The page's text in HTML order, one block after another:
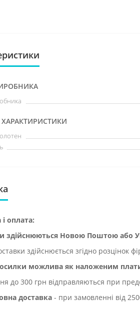
оплата:
здійснюються Новою Поштою або
здійснюється згідно розцінок
можлива як наложеним
до 300 грн відправляються при
доставка - при замовленні від